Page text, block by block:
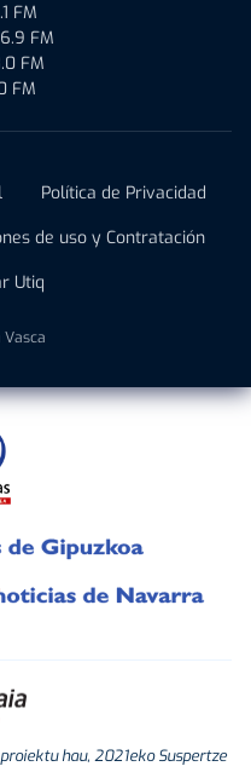
FM
FM
FM
FM
Política de Privacidad
de uso y Contratación
Utiq
Vasca
hau, 2021eko Suspertze